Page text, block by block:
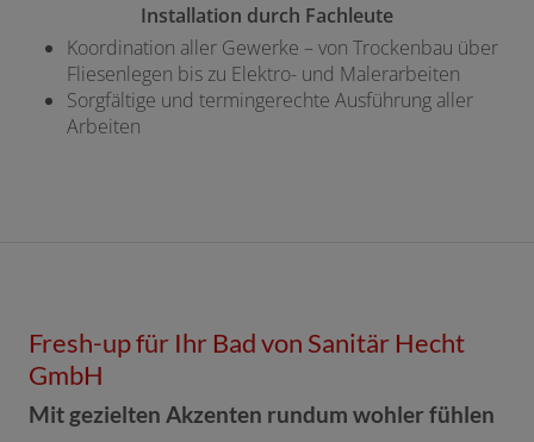
Installation durch Fachleute
Koordination aller Gewerke – von Trockenbau über
Fliesenlegen bis zu Elektro- und Malerarbeiten
Sorgfältige und termingerechte Ausführung aller
Arbeiten
Fresh-up für Ihr Bad von Sanitär Hecht
GmbH
Mit gezielten Akzenten rundum wohler fühlen